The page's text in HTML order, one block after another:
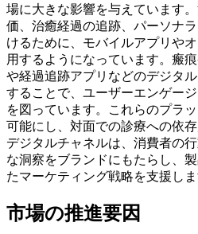
場に大きな影響を与えています
価、治癒経過の追跡、パーソナ
けるために、モバイルアプリや
用するようになっています。瘢
や経過追跡アプリなどのデジタ
することで、ユーザーエンゲー
を図っています。これらのプラ
可能にし、対面での診療への依
デジタルチャネルは、消費者の
な洞察をブランドにもたらし、
たマーケティング戦略を支援しま
市場の推進要因